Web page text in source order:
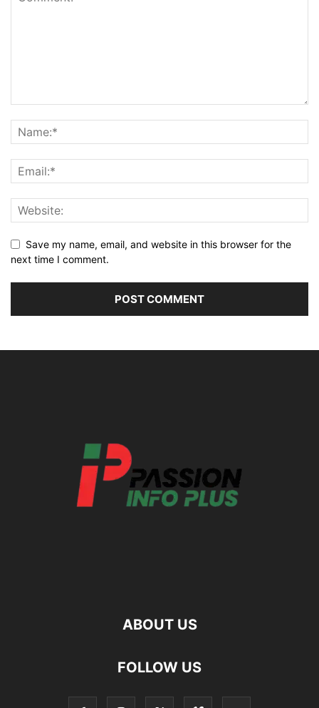
Save my name, email, and website in this browser for the
next time I comment.
ABOUT US
FOLLOW US